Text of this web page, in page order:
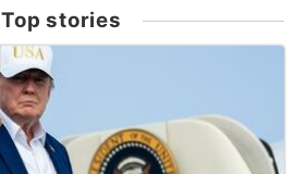
Top stories